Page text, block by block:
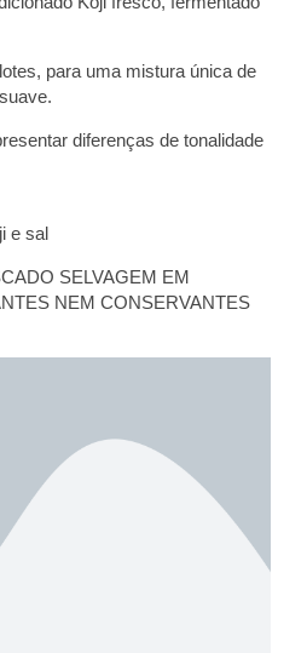
para uma mistura única de
diferenças de tonalidade
e sal
SELVAGEM EM
NEM CONSERVANTES